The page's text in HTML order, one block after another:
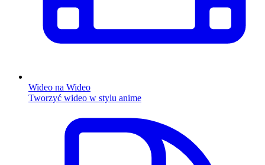
Wideo na Wideo
Tworzyć wideo w stylu anime